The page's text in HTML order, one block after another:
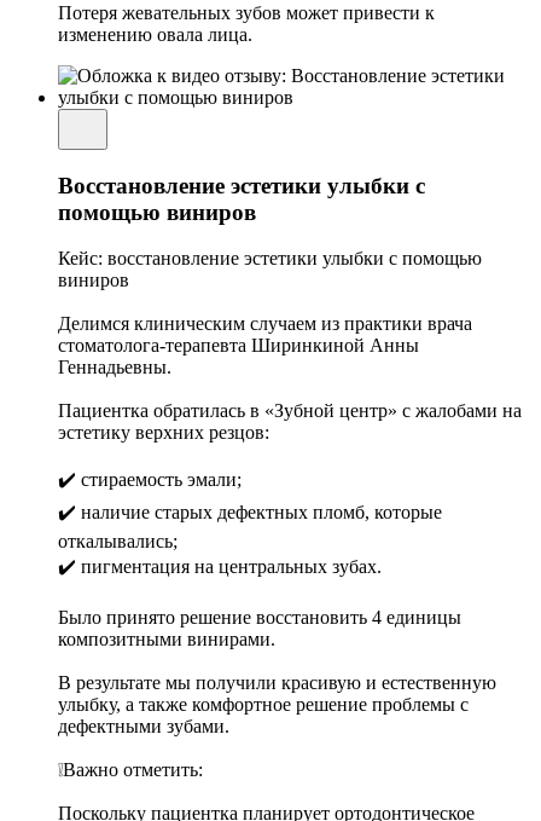
Потеря жевательных зубов может привести к
изменению овала лица.
Восстановление эстетики улыбки с
помощью виниров
Кейс: восстановление эстетики улыбки с помощью
виниров
Делимся клиническим случаем из практики врача
стоматолога-терапевта Ширинкиной Анны
Геннадьевны.
Пациентка обратилась в «Зубной центр» с жалобами на
эстетику верхних резцов:
✔️ стираемость эмали;
✔️ наличие старых дефектных пломб, которые
откалывались;
✔️ пигментация на центральных зубах.
Было принято решение восстановить 4 единицы
композитными винирами.
В результате мы получили красивую и естественную
улыбку, а также комфортное решение проблемы с
дефектными зубами.
❕Важно отметить:
Поскольку пациентка планирует ортодонтическое